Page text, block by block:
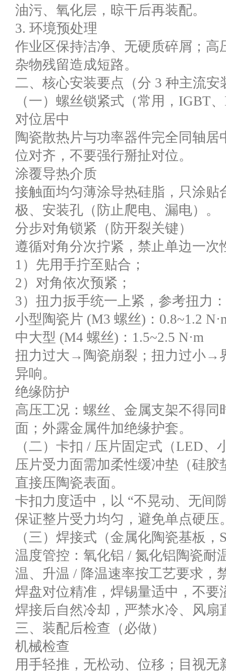
油污、氧化层，晾干后再装配。
3. 环境预处理
作业区保持洁净、无硬质碎屑；
杂物残留造成短路。
二、核心安装要点（分 3 种主流安
（一）螺丝锁紧式（常用，IGBT
对位居中
陶瓷散热片与功率器件完全同轴
位对齐，不要强行掰扯对位。
涂覆导热介质
接触面均匀薄涂导热硅脂，只涂
极、安装孔（防止爬电、漏电）。
分步对角锁紧（防开裂关键）
遵循对角分次拧紧，禁止单边一次
1）先用手拧至贴合；
2）对角依次预紧；
3）扭力扳手统一上紧，参考扭力：
小型陶瓷片 (M3 螺丝)：0.8~1.2
中大型 (M4 螺丝)：1.5~2.5 N·m
扭力过大→陶瓷崩裂；扭力过小→
异响。
绝缘防护
高压工况：螺丝、金属支架不得
面；外露金属件加绝缘护套。
（二）卡扣 / 压片固定式（LED、
压片受力面需加柔性缓冲垫（硅
直接压陶瓷表面。
卡扣力度适中，以 “不晃动、无间
保证整片受力均匀，避免单点硬压
（三）焊接式（金属化陶瓷基板
温度管控：氧化铝 / 氮化铝陶瓷耐
温、升温 / 降温速率按工艺要求，
焊盘对位精准，焊锡量适中，不要
焊接后自然冷却，严禁水冷、风扇
三、装配后检查（必做）
机械检查
用手轻推，无松动、位移；目视无